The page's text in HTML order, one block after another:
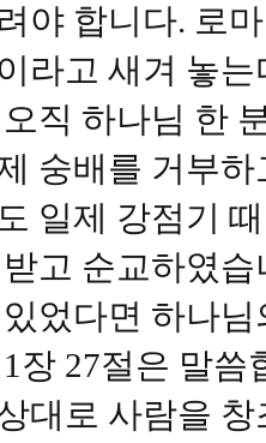
야 합니다. 로
라고 새겨 놓
직 하나님 한
숭배를 거부
일제 강점기
고 순교하였
었다면 하나
장 27절은 말씀
대로 사람을